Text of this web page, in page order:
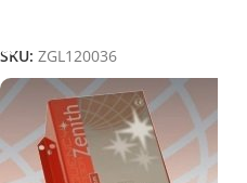
SKU: ZGL120036